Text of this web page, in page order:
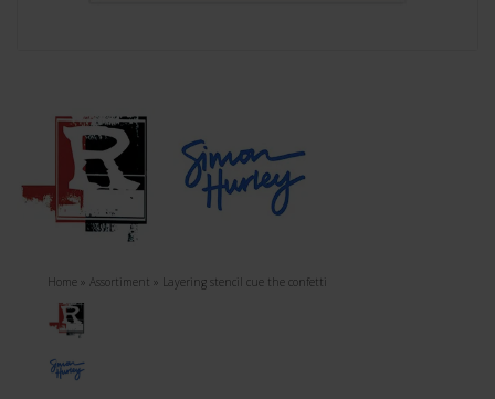
Home » Assortiment » Layering stencil cue the confetti